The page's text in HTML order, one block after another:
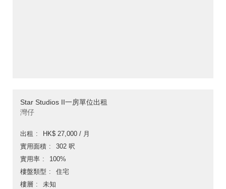
Star Studios II一房單位出租
灣仔
出租
HK$ 27,000 / 月
實用面積
302 呎
實用率
100%
樓盤類型
住宅
樓層
未知